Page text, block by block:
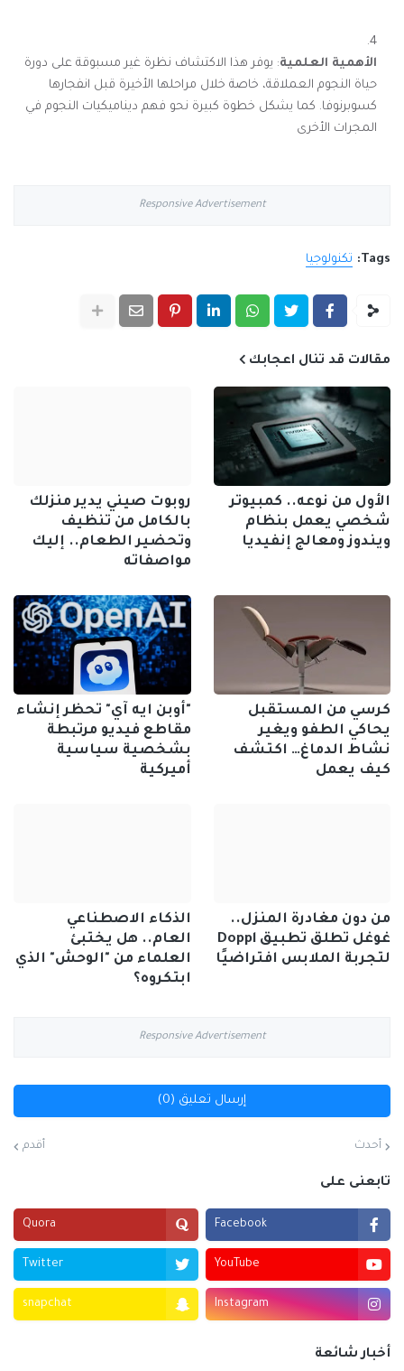
الأهمية العلمية: يوفر هذا الاكتشاف نظرة غير مسبوقة على دورة
حياة النجوم العملاقة، خاصة خلال مراحلها الأخيرة قبل انفجارها
كسوبرنوفا. كما يشكل خطوة كبيرة نحو فهم ديناميكيات النجوم في
المجرات الأخرى
Responsive Advertisement
Tags: تكنولوجيا
مقالات قد تنال اعجابك
الأول من نوعه.. كمبيوتر
شخصي يعمل بنظام
ويندوز ومعالج إنفيديا
روبوت صيني يدير منزلك
بالكامل من تنظيف
وتحضير الطعام.. إليك
مواصفاته
كرسي من المستقبل
يحاكي الطفو ويغير
نشاط الدماغ… اكتشف
كيف يعمل
"أوبن ايه آي" تحظر إنشاء
مقاطع فيديو مرتبطة
بشخصية سياسية
أميركية
من دون مغادرة المنزل..
غوغل تطلق تطبيق Doppl
لتجربة الملابس افتراضيًا
الذكاء الاصطناعي
العام.. هل يختبئ
العلماء من "الوحش" الذي
ابتكروه؟
Responsive Advertisement
إرسال تعليق (0)
أحدث أقدم
تابعنى على
Facebook
Quora
YouTube
Twitter
Instagram
snapchat
أخبار شائعة